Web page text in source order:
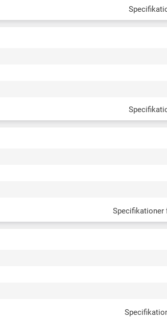
Specifikationer